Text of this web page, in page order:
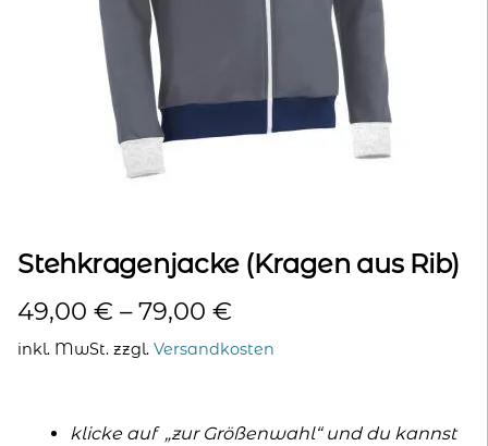
Stehkragenjacke (Kragen aus Rib)
49,00 € –79,00 €
inkl. MwSt. zzgl. Versandkosten
klicke auf „zur Größenwahl“ und du kannst